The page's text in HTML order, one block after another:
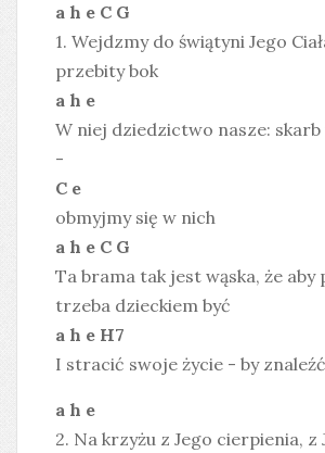
a h e C G
1. Wejdzmy do świątyni Jego
przebity bok
a h e
W niej dziedzictwo nasze:
-
C e
obmyjmy się w nich
a h e C G
Ta brama tak jest wąska, że aby
trzeba dzieckiem być
a h e H7
I stracić swoje życie - by
a h e
2. Na krzyżu z Jego cierpienia, z